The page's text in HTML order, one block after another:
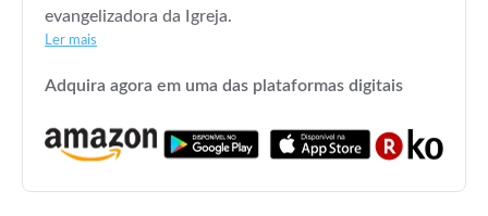
evangelizadora da Igreja.
Ler mais
Adquira agora em uma das plataformas digitais